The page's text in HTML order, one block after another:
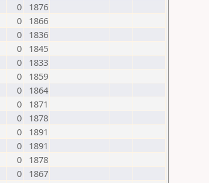
0
1876
0
1866
0
1836
0
1845
0
1833
0
1859
0
1864
0
1871
0
1878
0
1891
0
1891
0
1878
0
1867